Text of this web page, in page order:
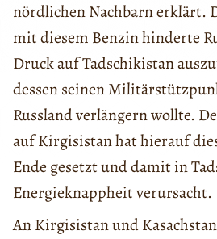
nördlichen Nachbarn erklärt.
mit diesem Benzin hinderte
Druck auf Tadschikistan
dessen seinen
Russland verlängern wollte.
auf Kirgisistan hat hierauf
Ende gesetzt und damit in
Energieknappheit verursacht.
An Kirgisistan und